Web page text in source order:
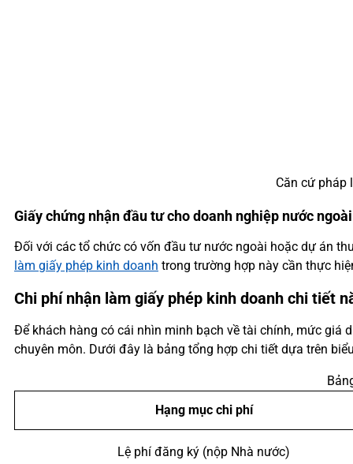
Căn cứ pháp
Giấy chứng nhận đầu tư cho doanh nghiệp nước ngoài
Đối với các tổ chức có vốn đầu tư nước ngoài hoặc dự án
làm giấy phép kinh doanh trong trường hợp này cần thực
Chi phí nhận làm giấy phép kinh doanh chi tiết
Để khách hàng có cái nhìn minh bạch về tài chính, mức giá
chuyên môn. Dưới đây là bảng tổng hợp chi tiết dựa trên
Hạng mục chi phí
Lệ phí đăng ký (nộp Nhà nước)